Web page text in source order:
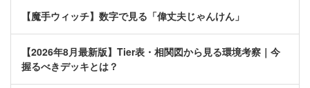
【魔手ウィッチ】数字で見る「偉丈夫じゃんけん」
【2026年8月最新版】Tier表・相関図から見る環境考察｜今
握るべきデッキとは？